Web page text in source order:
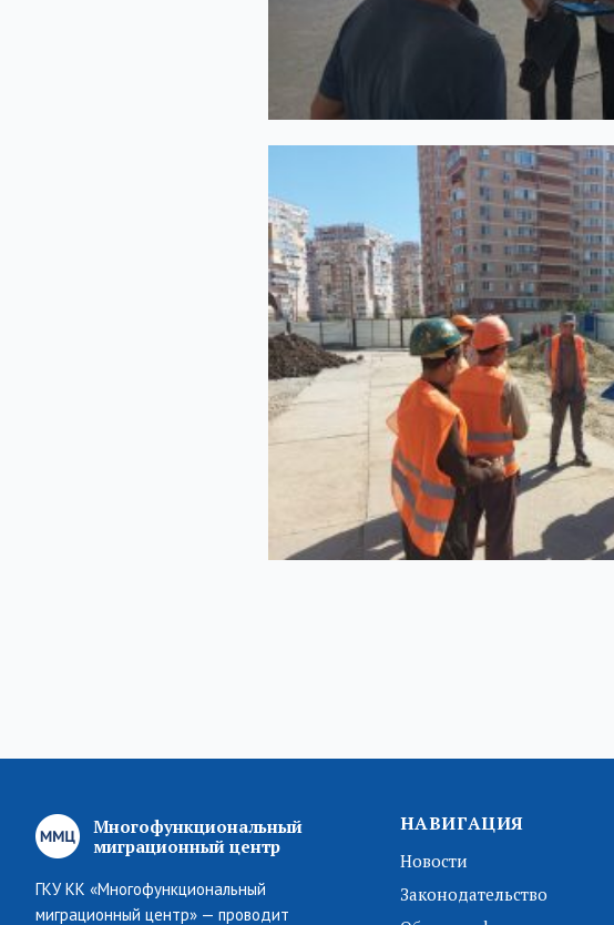
Многофункциональный
миграционный центр
ГКУ КК «Многофункциональный
миграционный центр» — проводит
НАВИГАЦИЯ
Новости
Законодательство